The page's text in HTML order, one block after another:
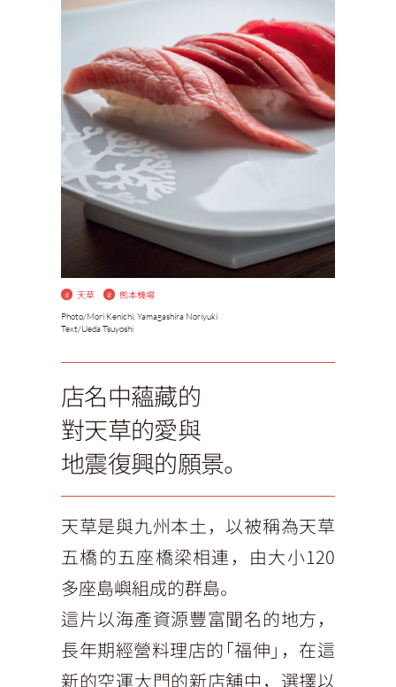
# 天草 # 熊本機場
Photo/Mori Kenichi, Yamagashira Noriyuki
Text/Ueda Tsuyoshi
店名中蘊藏的
對天草的愛與
地震復興的願景。
天草是與九州本土，以被稱為天草
五橋的五座橋梁相連，由大小120
多座島嶼組成的群島。
這片以海產資源豐富聞名的地方，
長年期經營料理店的「福伸」，在這
新的空運大門的新店舖中，選擇以